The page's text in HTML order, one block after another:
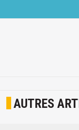
AUTRES